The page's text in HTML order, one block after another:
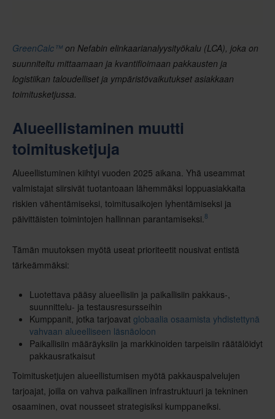
GreenCalc™ on Nefabin elinkaarianalyysityökalu (LCA), joka on
suunniteltu mittaamaan ja kvantifioimaan pakkausten ja
logistiikan taloudelliset ja ympäristövaikutukset asiakkaan
toimitusketjussa.
Alueellistaminen muutti
toimitusketjuja
Alueellistuminen kiihtyi vuoden 2025 aikana. Yhä useammat
valmistajat siirsivät tuotantoaan lähemmäksi loppuasiakkaita
riskien vähentämiseksi, toimitusaikojen lyhentämiseksi ja
päivittäisten toimintojen hallinnan parantamiseksi. 8
Tämän muutoksen myötä useat prioriteetit nousivat entistä
tärkeämmäksi:
Luotettava pääsy alueellisiin ja paikallisiin pakkaus-,
suunnittelu- ja testausresursseihin
Kumppanit, jotka tarjoavat globaalia osaamista yhdistettynä
vahvaan alueelliseen läsnäoloon
Paikallisiin määräyksiin ja markkinoiden tarpeisiin räätälöidyt
pakkausratkaisut
Toimitusketjujen alueellistumisen myötä pakkauspalvelujen
tarjoajat, joilla on vahva paikallinen infrastruktuuri ja tekninen
osaaminen, ovat nousseet strategisiksi kumppaneiksi.